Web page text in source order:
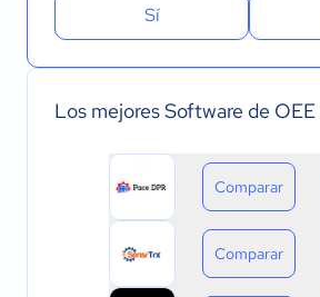
Sí
Los mejores Software de
Comparar
Comparar